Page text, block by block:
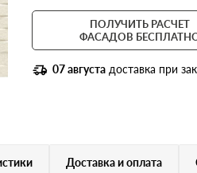
ПОЛУЧИТЬ РАСЧЕТ
ФАСАДОВ
07 августа доставка при
Доставка и оплата